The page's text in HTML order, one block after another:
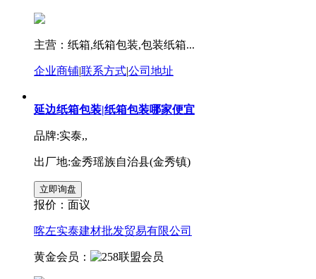
主营：纸箱,纸箱包装,包装纸箱...
企业商铺|联系方式|公司地址
延边纸箱包装|纸箱包装哪家便宜
品牌:实泰,,
出厂地:金秀瑶族自治县(金秀镇)
报价： 面议
喀左实泰建材批发贸易有限公司
黄金会员：